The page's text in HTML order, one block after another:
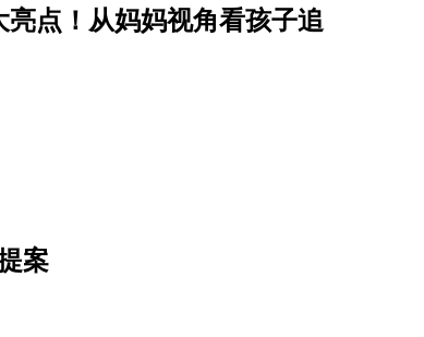
点！从妈妈视角看孩子追
案